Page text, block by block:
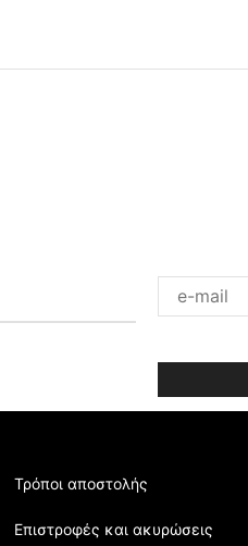
this
field
Τρόποι αποστολής
Επιστροφές και ακυρώσεις